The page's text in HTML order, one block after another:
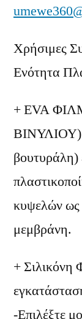
Χρήσιμες
Ενότητα
+ EVA
ΒΙΝΥΛΙΟΥ)
βουτυράλη)
κυψελών ως
μεμβράνη.
+ Σιλικόνη
-Επιλέξτε